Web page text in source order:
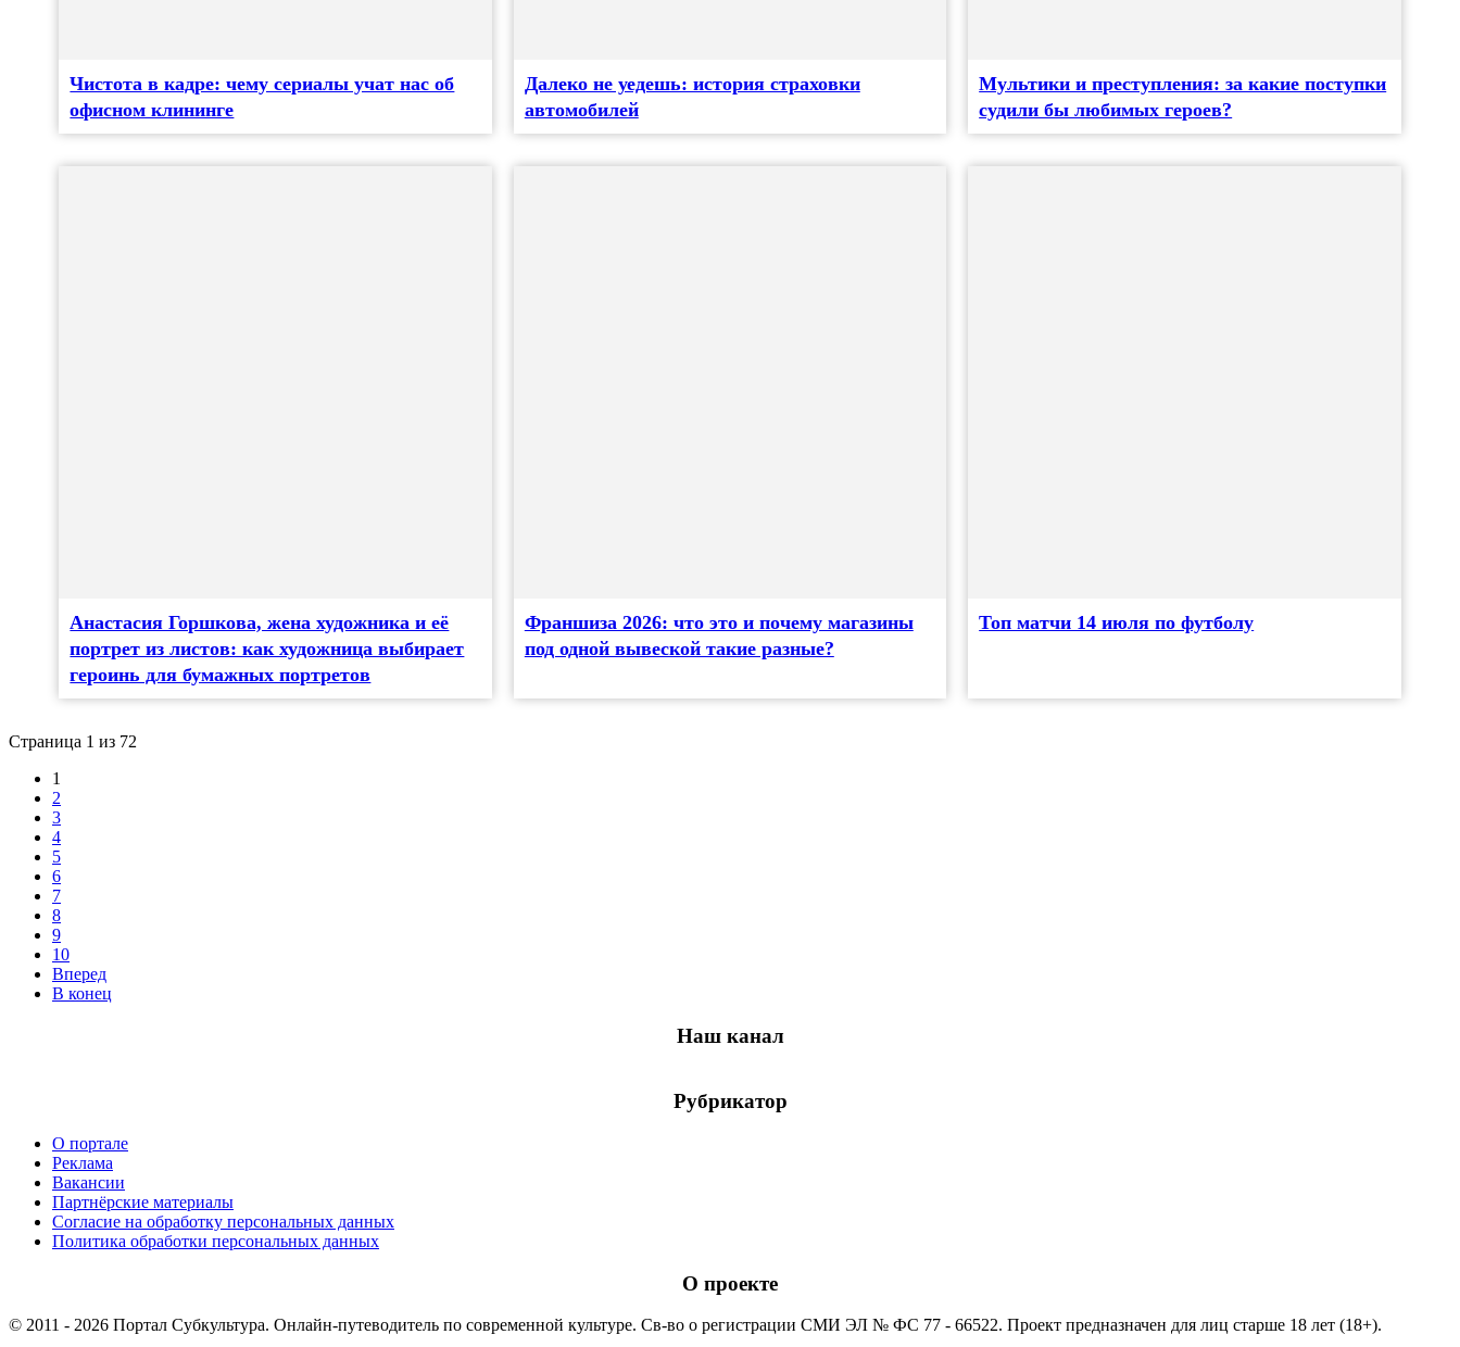
Чистота в кадре: чему сериалы учат нас об
офисном клининге
Далеко не уедешь: история страховки
автомобилей
Мультики и преступления: за какие поступки
судили бы любимых героев?
Анастасия Горшкова, жена художника и её
портрет из листов: как художница выбирает
героинь для бумажных портретов
Франшиза 2026: что это и почему магазины
под одной вывеской такие разные?
Топ матчи 14 июля по футболу
Страница 1 из 72
1
2
3
4
5
6
7
8
9
10
Вперед
В конец
Наш канал
Рубрикатор
О портале
Реклама
Вакансии
Партнёрские материалы
Согласие на обработку персональных данных
Политика обработки персональных данных
О проекте
© 2011 - 2026 Портал Субкультура. Онлайн-путеводитель по современной культуре. Св-во о регистрации СМИ ЭЛ № ФС 77 - 66522. Проект предназначен для лиц старше 18 лет (18+).